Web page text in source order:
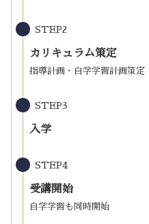
STEP2
カリキュラム策定
指導計画・自学学習計画策定
STEP3
入学
STEP4
受講開始
自学学習も同時開始